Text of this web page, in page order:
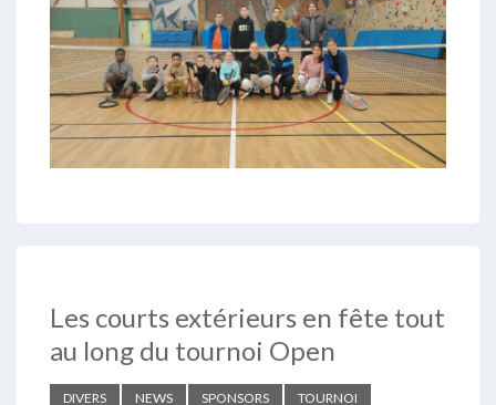
Les courts extérieurs en fête tout
au long du tournoi Open
DIVERS NEWS SPONSORS TOURNOI